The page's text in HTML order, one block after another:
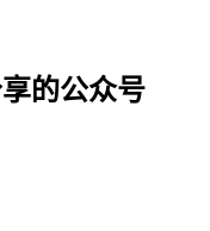
的公众号